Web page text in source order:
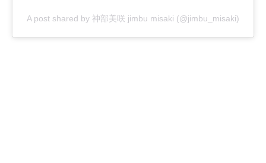
A post shared by 神部美咲 jimbu misaki (@jimbu_misaki)